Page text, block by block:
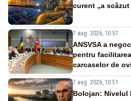
curent „a scăzut
7 aug. 2026, 10:57
ANSVSA a
pentru
carcaselor de
7 aug. 2026, 10:51
Bolojan: Nivelul